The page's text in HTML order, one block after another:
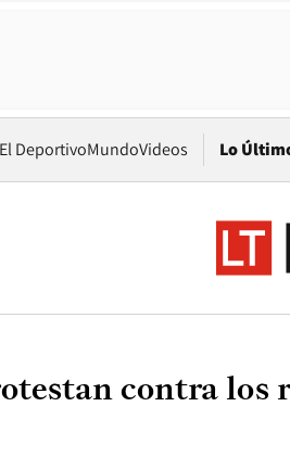
El DeportivoMundoVideos Lo
contra los